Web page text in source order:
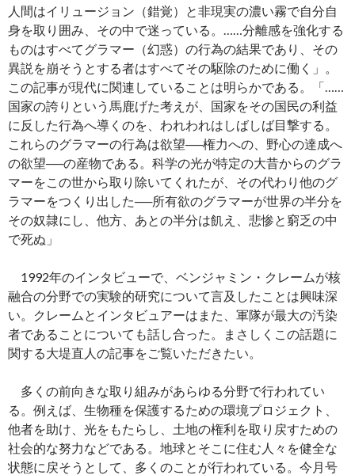
人間はイリュージョン（錯覚）と非現実の濃い霧で自分自
身を取り囲み、その中で迷っている。……分離感を強化する
ものはすべてグラマー（幻惑）の行為の結果であり、その
異説を崩そうとする者はすべてその駆除のために働く」。
この記事が現代に関連していることは明らかである。「……
国家の誇りという馬鹿げた考えが、国家をその国民の利益
に反した行為へ導くのを、われわれはしばしば目撃する。
これらのグラマーの行為は欲望──権力への、野心の達成へ
の欲望──の産物である。科学の光が特定の大昔からのグラ
マーをこの世から取り除いてくれたが、その代わり他のグ
ラマーをつくり出した──所有欲のグラマーが世界の半分を
その奴隷にし、他方、あとの半分は飢え、悲惨と窮乏の中
で死ぬ」
1992年のインタビューで、ベンジャミン・クレームが核
融合の分野での実験的研究について言及したことは興味深
い。クレームとインタビュアーはまた、軍隊が最大の汚染
者であることについても話し合った。まさしくこの話題に
関する大堤直人の記事をご覧いただきたい。
多くの前向きな取り組みがあらゆる分野で行われてい
る。例えば、生物種を保護するための環境プロジェクト、
他者を助け、光をもたらし、土地の権利を取り戻すための
社会的な努力などである。地球とそこに住む人々を健全な
状態に戻そうとして、多くのことが行われている。今月号